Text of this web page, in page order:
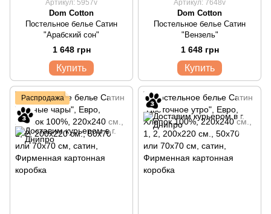
Артикул: 5957v
Dom Cotton
Постельное белье Сатин
"Арабский сон"
1 648 грн
Купить
Артикул: 7648v
Dom Cotton
Постельное белье Сатин
"Вензель"
1 648 грн
Купить
Распродажа